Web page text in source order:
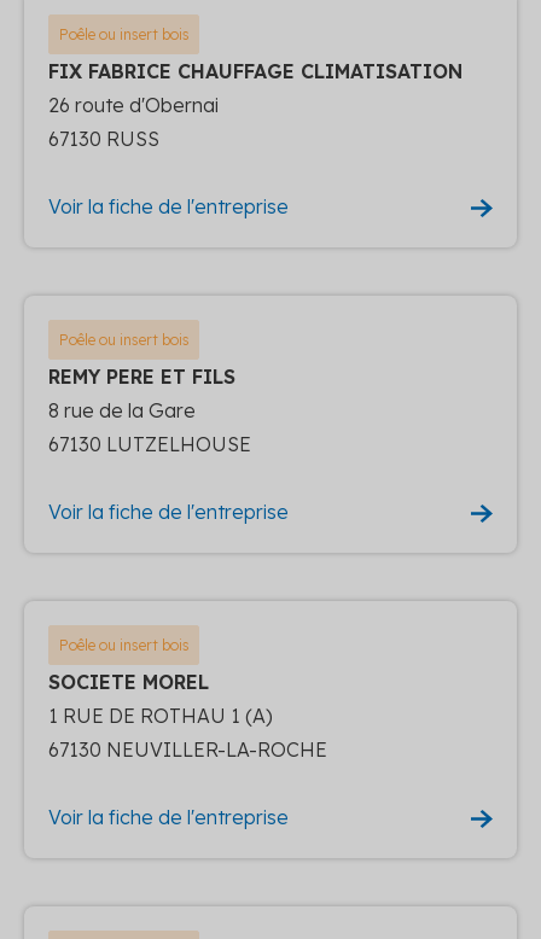
Poêle ou insert bois
FIX FABRICE CHAUFFAGE CLIMATISATION
26 route d'Obernai
67130 RUSS
Voir la fiche de l'entreprise
Poêle ou insert bois
REMY PERE ET FILS
8 rue de la Gare
67130 LUTZELHOUSE
Voir la fiche de l'entreprise
Poêle ou insert bois
SOCIETE MOREL
1 RUE DE ROTHAU 1 (A)
67130 NEUVILLER-LA-ROCHE
Voir la fiche de l'entreprise